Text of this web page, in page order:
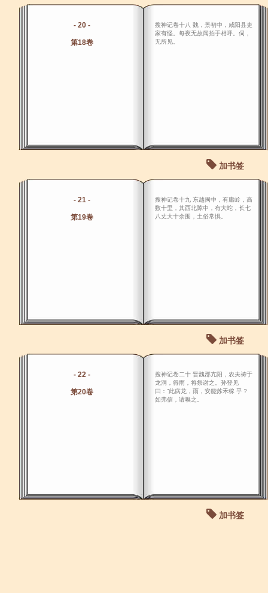
- 20 -
第18卷
搜神记卷十八 魏，景初中，咸阳县吏
家有怪。每夜无故闻拍手相呼。伺，
无所见。
加书签
- 21 -
第19卷
搜神记卷十九 东越闽中，有庸岭，高
数十里，其西北隙中，有大蛇，长七
八丈大十余围，土俗常惧。
加书签
- 22 -
第20卷
搜神记卷二十 晋魏郡亢阳，农夫祷于
龙洞，得雨，将祭谢之。孙登见
曰：“此病龙，雨，安能苏禾稼 乎？
如弗信，请嗅之。
加书签